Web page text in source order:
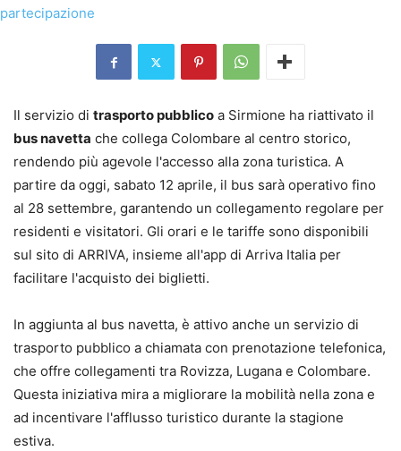
Il servizio di trasporto pubblico a Sirmione ha riattivato il
bus navetta che collega Colombare al centro storico,
rendendo più agevole l'accesso alla zona turistica. A
partire da oggi, sabato 12 aprile, il bus sarà operativo fino
al 28 settembre, garantendo un collegamento regolare per
residenti e visitatori. Gli orari e le tariffe sono disponibili
sul sito di ARRIVA, insieme all'app di Arriva Italia per
facilitare l'acquisto dei biglietti.
In aggiunta al bus navetta, è attivo anche un servizio di
trasporto pubblico a chiamata con prenotazione telefonica,
che offre collegamenti tra Rovizza, Lugana e Colombare.
Questa iniziativa mira a migliorare la mobilità nella zona e
ad incentivare l'afflusso turistico durante la stagione
estiva.